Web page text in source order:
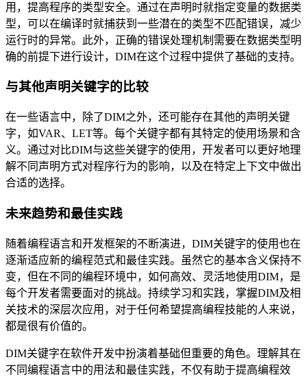
用，提高程序的类型安全。通过在声明时就指定变量的数据类
型，可以在编译时就捕获到一些潜在的类型不匹配错误，减少
运行时的异常。此外，正确的错误处理机制需要在数据类型明
确的前提下进行设计，DIM在这个过程中提供了基础的支持。
与其他声明关键字的比较
在一些语言中，除了DIM之外，还可能存在其他的声明关键
字，如VAR、LET等。每个关键字都有其特定的使用场景和含
义。通过对比DIM与这些关键字的使用，开发者可以更好地理
解不同声明方式对程序行为的影响，以及在特定上下文中做出
合适的选择。
未来趋势和最佳实践
随着编程语言和开发框架的不断演进，DIM关键字的使用也在
逐渐适应新的编程范式和最佳实践。虽然它的基本含义保持不
变，但在不同的编程环境中，如何高效、灵活地使用DIM，是
每个开发者需要面对的挑战。持续学习和实践，掌握DIM及相
关技术的深层次应用，对于任何希望提高编程技能的人来说，
都是很有价值的。
DIM关键字在软件开发中扮演着基础但重要的角色。理解其在
不同编程语言中的用法和最佳实践，不仅有助于提高编程效